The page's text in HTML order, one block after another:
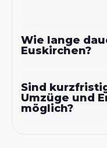
Wie lange
Euskirchen?
Sind
Umzüge und
möglich?